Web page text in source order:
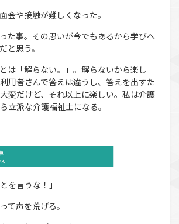
会や接触が難しくなった。
た事。その思いが今でもあるから学びへ
と思う。
は「解らない。」。解らないから楽し
用者さんで答えは違うし、答えを出すた
変だけど、それ以上に楽しい。私は介護
立派な介護福祉士になる。
を言うな！」
て声を荒げる。